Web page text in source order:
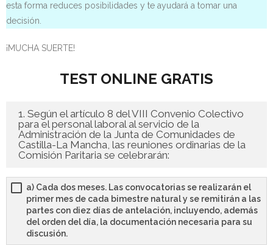
2025
Castilla-La Mancha – Libre – 2025
- - OPOSICIÓN Celador SESCAM – Libre – 2025
- - OPOSICIÓN Cuerpo Auxiliar Administración General
Castilla La – Mancha, turno libre – 2025
- Comun. Madrid
- - TEST de Auxiliar Administrativo Comunidad de
Madrid 2026
esta forma reduces posibilidades y te ayudará a tomar una
decisión.
¡MUCHA SUERTE!
TEST ONLINE GRATIS
1. Según el artículo 8 del VIII Convenio Colectivo
para el personal laboral al servicio de la
Administración de la Junta de Comunidades de
Castilla-La Mancha, las reuniones ordinarias de la
Comisión Paritaria se celebrarán:
a) Cada dos meses. Las convocatorias se realizarán el
primer mes de cada bimestre natural y se remitirán a las
partes con diez días de antelación, incluyendo, además
del orden del día, la documentación necesaria para su
discusión.